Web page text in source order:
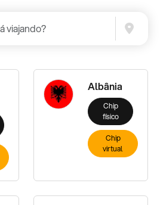
Albânia
Chip
físico
Chip
virtual